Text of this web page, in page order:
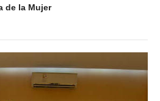
de la Mujer